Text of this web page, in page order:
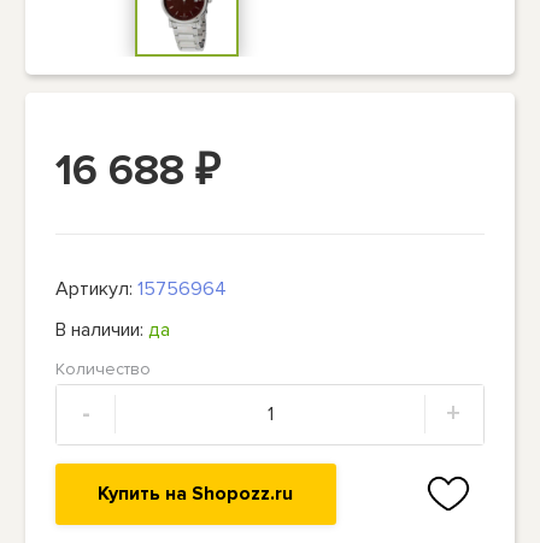
16 688₽
Артикул:15756964
В наличии:да
Количество
- +
Купить на Shopozz.ru